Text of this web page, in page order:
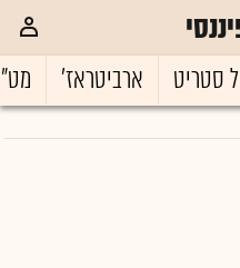
סטריט ארביטראז'